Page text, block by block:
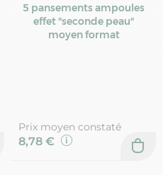
5 pansements ampoules
effet "seconde peau"
moyen format
Prix moyen constaté
8,78 €